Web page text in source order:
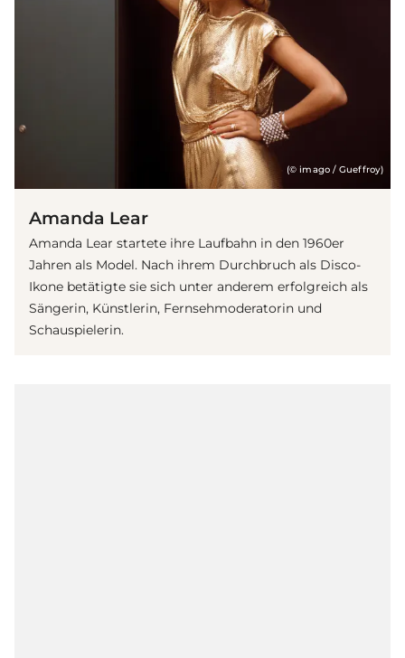
(© imago / Gueffroy)
Amanda Lear
Amanda Lear startete ihre Laufbahn in den 1960er
Jahren als Model. Nach ihrem Durchbruch als Disco-
Ikone betätigte sie sich unter anderem erfolgreich als
Sängerin, Künstlerin, Fernsehmoderatorin und
Schauspielerin.